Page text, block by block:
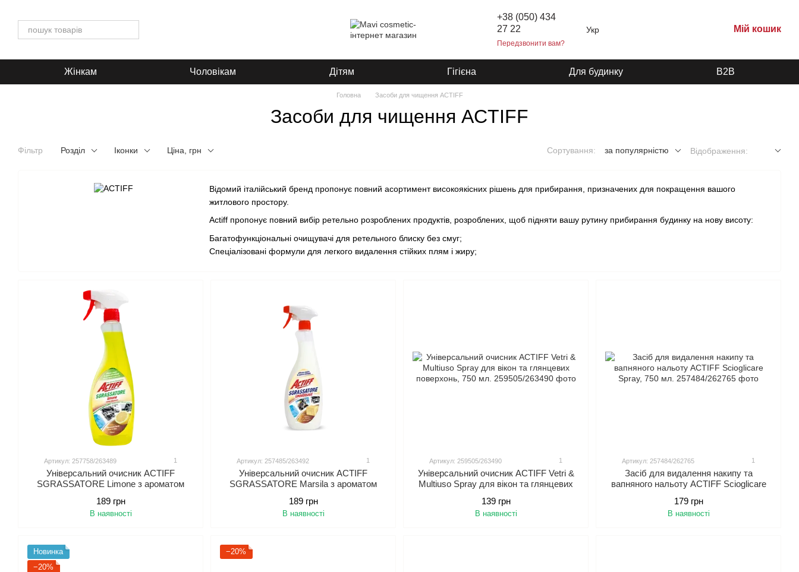
+38 (050) 434
27 22
Передзвонити вам?
Укр Мій кошик
Жінкам Чоловікам Дітям Гігієна Для будинку B2B
Головна Засоби для чищення ACTIFF
Засоби для чищення ACTIFF
Фільтр Розділ Іконки Ціна, грн Сортування: за популярністю Відображення:
Відомий італійський бренд пропонує повний асортимент високоякісних рішень для прибирання, призначених для покращення вашого
житлового простору.
Actiff пропонує повний вибір ретельно розроблених продуктів, розроблених, щоб підняти вашу рутину прибирання будинку на нову висоту:
Багатофункціональні очищувачі для ретельного блиску без смуг;
Спеціалізовані формули для легкого видалення стійких плям і жиру;
Артикул: 257758/263489 1
Універсальний очисник ACTIFF
SGRASSATORE Limone з ароматом
189 грн
В наявності
Артикул: 257485/263492 1
Універсальний очисник ACTIFF
SGRASSATORE Marsila з ароматом
189 грн
В наявності
Артикул: 259505/263490 1
Універсальний очисник ACTIFF Vetri &
Multiuso Spray для вікон та глянцевих
139 грн
В наявності
Артикул: 257484/262765 1
Засіб для видалення накипу та
вапняного нальоту ACTIFF Scioglicare
179 грн
В наявності
Новинка
−20%
−20%